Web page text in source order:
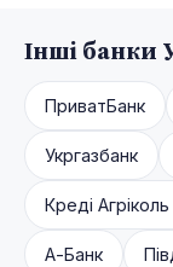
Інші банки
ПриватБанк
Укргазбанк
Креді
А-Банк